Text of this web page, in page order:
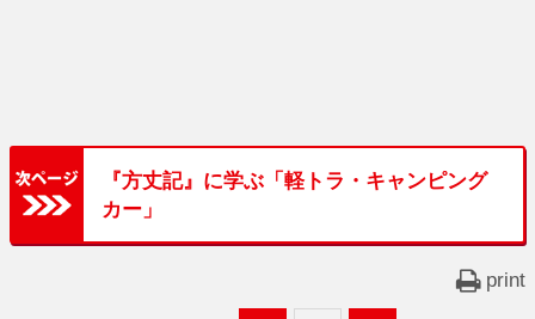
『方丈記』に学ぶ「軽トラ・キャンピング
カー」
print